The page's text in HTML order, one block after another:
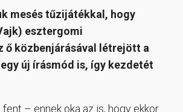
mesés tűzijátékkal, hogy
esztergomi
ő közbenjárásával létrejött a
új írásmód is, így kezdetét
– ennek oka az is, hogy ekkor